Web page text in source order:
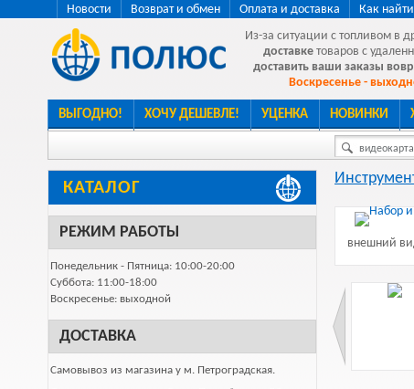
Новости Возврат и обмен Оплата и доставка Как найти
Из-за ситуации с топливом в
доставке товаров с
доставить ваши заказы
Воскресенье -
ВЫГОДНО! ХОЧУ ДЕШЕВЛЕ! УЦЕНКА НОВИНКИ
КАТАЛОГ
РЕЖИМ РАБОТЫ
Понедельник - Пятница: 10:00-20:00
Суббота: 11:00-18:00
Воскресенье: выходной
ДОСТАВКА
Самовывоз из магазина у м. Петроградская.
внешний